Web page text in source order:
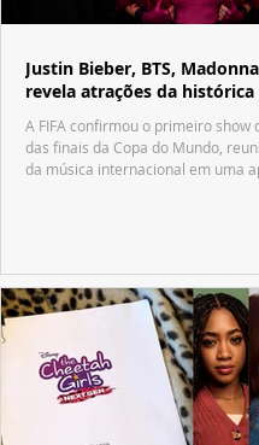
Justin Bieber, BTS,
revela atrações da
A FIFA confirmou o primeiro show
das finais da Copa do Mundo,
da música internacional em uma